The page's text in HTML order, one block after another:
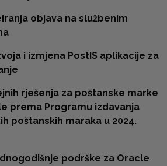
objava na službenim
i izmjena PostIS aplikacije za
rješenja za poštanske marke
prema Programu izdavanja
poštanskih maraka u 2024.
podrške za Oracle